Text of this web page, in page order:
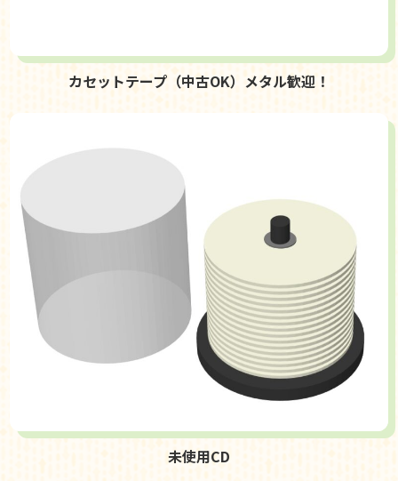
カセットテープ（中古OK）メタル歓迎！
未使用CD